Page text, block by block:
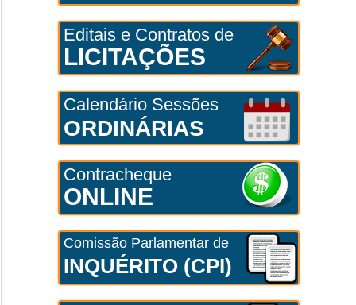
Editais e Contratos de
LICITAÇÕES
Calendário Sessões
ORDINÁRIAS
Contracheque
ONLINE
Comissão Parlamentar de
INQUÉRITO (CPI)